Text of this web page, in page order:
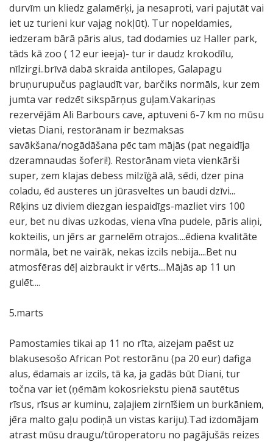
durvīm un kliedz galamērķi, ja nesaproti, vari pajutāt vai
iet uz turieni kur vajag nokļūt). Tur nopeldamies,
iedzeram bārā pāris alus, tad dodamies uz Haller park,
tāds kā zoo ( 12 eur ieeja)- tur ir daudz krokodīlu,
nīlzirgi..brīvā dabā skraida antilopes, Galapagu
bruņurupučus paglaudīt var, barčiks normāls, kur zem
jumta var redzēt sikspārņus guļam.Vakariņas
rezervējām Ali Barbours cave, aptuveni 6-7 km no mūsu
vietas Diani, restorānam ir bezmaksas
savākšana/nogādāšana pēc tam mājās (pat negaidīja
dzeramnaudas šoferi!). Restorānam vieta vienkārši
super, zem klajas debess milzīģā alā, sēdi, dzer pina
coladu, ēd austeres un jūrasveltes un baudi dzīvi...
Rēķins uz diviem diezgan iespaidīgs-mazliet virs 100
eur, bet nu divas uzkodas, viena vīna pudele, pāris aliņi,
kokteilis, un jērs ar garnelēm otrajos....ēdiena kvalitāte
normāla, bet ne vairāk, nekas izcils nebija....Bet nu
atmosfēras dēļ aizbraukt ir vērts....Mājās ap 11 un
gulēt....
5.marts
Pamostamies tikai ap 11 no rīta, aizejam paēst uz
blakusesošo African Pot restorānu (pa 20 eur) dafiga
alus, ēdamais ar izcils, tā ka, ja gadās būt Diani, tur
točna var iet (ņēmām kokosriekstu pienā sautētus
rīsus, rīsus ar kuminu, zaļajiem zirnīšiem un burkāniem,
jēra malto gaļu podiņā un vistas kariju).Tad izdomājam
atrast mūsu draugu/tūroperatoru no pagājušās reizes